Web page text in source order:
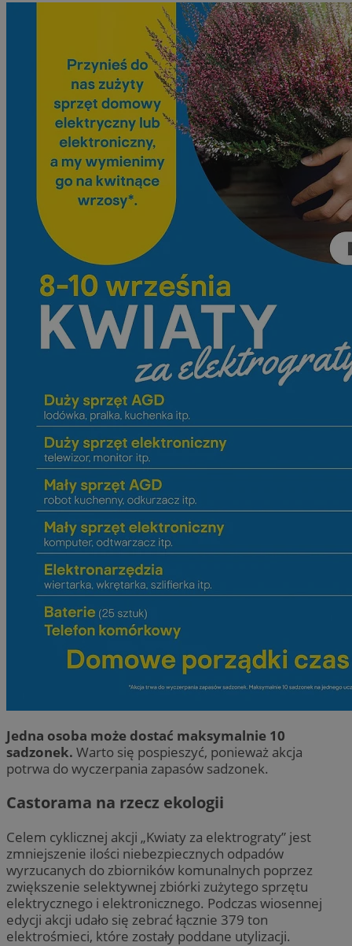
Jedna osoba może dostać maksymalnie 10
sadzonek. Warto się pospieszyć, ponieważ akcja
potrwa do wyczerpania zapasów sadzonek.
Castorama na rzecz ekologii
Celem cyklicznej akcji „Kwiaty za elektrograty” jest
zmniejszenie ilości niebezpiecznych odpadów
wyrzucanych do zbiorników komunalnych poprzez
zwiększenie selektywnej zbiórki zużytego sprzętu
elektrycznego i elektronicznego. Podczas wiosennej
edycji akcji udało się zebrać łącznie 379 ton
elektrośmieci, które zostały poddane utylizacji.